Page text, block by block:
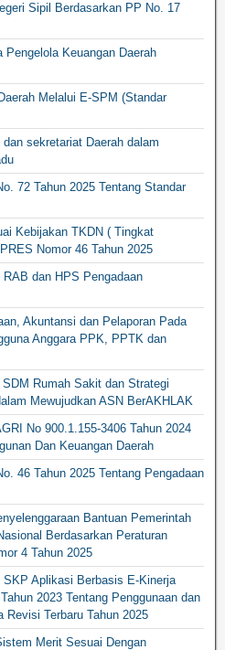
Sipil Berdasarkan PP No. 17
Keuangan Daerah
Melalui E-SPM (Standar
sekretariat Daerah dalam
72 Tahun 2025 Tentang Standar
Kebijakan TKDN ( Tingkat
Nomor 46 Tahun 2025
dan HPS Pengadaan
Akuntansi dan Pelaporan Pada
Anggara PPK, PPTK dan
Rumah Sakit dan Strategi
Mewujudkan ASN BerAKHLAK
No 900.1.155-3406 Tahun 2024
Dan Keuangan Daerah
46 Tahun 2025 Tentang Pengadaan
Bantuan Pemerintah
Berdasarkan Peraturan
4 Tahun 2025
Aplikasi Berbasis E-Kinerja
2023 Tentang Penggunaan dan
Revisi Terbaru Tahun 2025
Merit Sesuai Dengan